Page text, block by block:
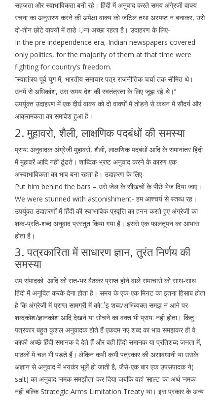
सहजता और स्वाभाविकता बनी रहे। हिंदी में अनुवाद करते समय अंगे्रजी वाक्य
रचना का अनुसरण करने की अपेक्षा वाक्य को जटिल तथा अस्पष्ट न बनाकर, उसे
दो-तीन छोटे वाक्यों में ताडे ़ना अच्छा रहता है। उदाहरण के लिए-
In the pre independence era, Indian newspapers covered
only politics, for the majority of them at that time were
fighting for country’s freedom.
‘‘स्वातंत्र्य-पूर्व युग में, भारतीय समाचार पत्र राजनीतिक चर्चा तक सीमित थे।
उनमें से अधिकांश, उस समय देश की स्वतंत्रता के लिए जूझ रहे थे।’’
उपर्युक्त उदाहरण में एक दीर्घ वाक्य को दो वाक्यों में तोडऩे से कथन में सौंदर्य और
आक्रामकता का समावेश हुआ है।
2. मुहावरो, शैली, लाक्षणिक पदबंधों की समस्या
प्राय: अनुवादक अंग्रेजी मुहावरो, शैली, लाक्षणिक पदबंधों आदि के समानांतर हिंदी
में मुहावरें आदि नहीं ढूंढते। शाब्दिक भ्रष्ट अनुवाद करने के कारण एक
अस्वाभाविकता का भाव बना रहता है। उदाहरण के लिए-
Put him behind the bars – उसे जेल के सीखंचों के पीछे भेज दिया जाए।
We were stunned with astonishment- हम आश्चर्य से स्तब्ध रह।
उपर्युक्त उदाहरणों में हिंदी की स्वाभाविक प्रवृत्ति का हनन करते हुए अंग्रेजी का
शब्द-प्रति-शब्द अनुवाद प्रस्तुत किया गया है। इससे एक फालतूपन का आभास
होता है।
3. पत्रकारिता में साधारण ज्ञान, तुरंत निर्णय की
समस्या
उप संपादको आदि को रात-भर बैठकर प्राप्त होने वाले समाचारो को साथ-साथ
हिंदी में अनूदित करके देना होता है। समय के एक-एक मिनट का इतना हिसाब होता
है कि अंग्रेजी में प्राप्त सामग्री में कोर्इ शब्द/अभिव्यक्त समझ न आने पर
शब्दकोश/ज्ञानकोश आदि देखने या सोचने का वक्त भी प्राय: नहीं होता। किंतु
पत्रकार बहुत कुशल अनुवादक होते हैं एकदम नए शब्द का भाव समझकर ही वे
काफी अच्छे हिंदी समानक दे देते हैं और वही हिंदी समानक या प्रतिशब्द जनता में,
पाठकों में चल भी पड़ते हैं। लेकिन कभी कभी पत्रकार की असावधानी या उसके
अज्ञान से अनुवाद में भयकंर भूलें हो जाती है, जैसे-एक बार एक उपसंपादक ने(
salt) का अनुवाद ‘नमक समझौता’ कर दिया जबकि वहां ‘साल्ट’ का अर्थ ‘नमक’
नहीं बल्कि Strategic Arms Limitation Treaty था। इस प्रकार के अन्य